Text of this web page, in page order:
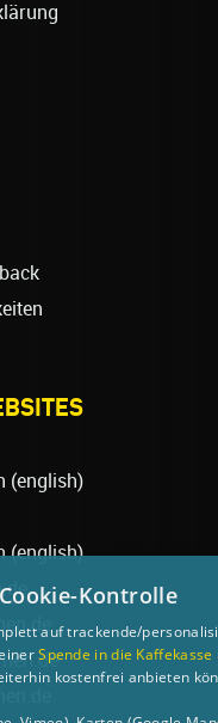
(english)
(english)
Kontrolle
auf trackende/
Spende in die Kaffekasse
kostenfrei anbieten